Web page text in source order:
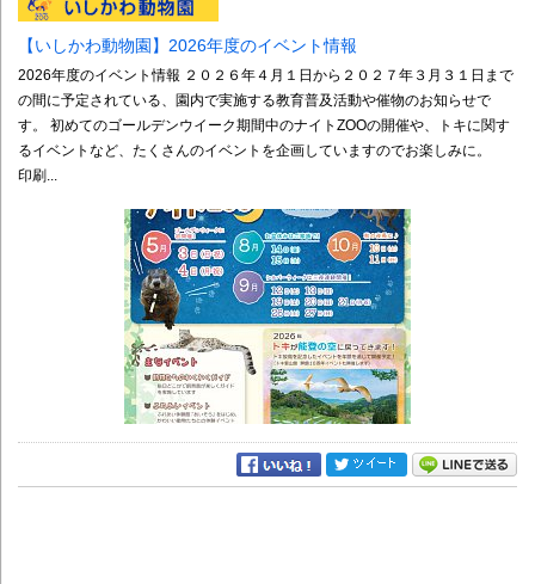
【いしかわ動物園】2026年度のイベント情報
2026年度のイベント情報 ２０２６年４月１日から２０２７年３月３１日まで
の間に予定されている、園内で実施する教育普及活動や催物のお知らせで
す。 初めてのゴールデンウイーク期間中のナイトZOOの開催や、トキに関す
るイベントなど、たくさんのイベントを企画していますのでお楽しみに。
印刷...